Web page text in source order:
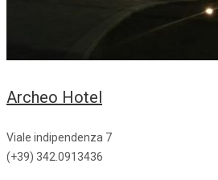
Archeo Hotel
Viale indipendenza 7
(+39) 342.0913436